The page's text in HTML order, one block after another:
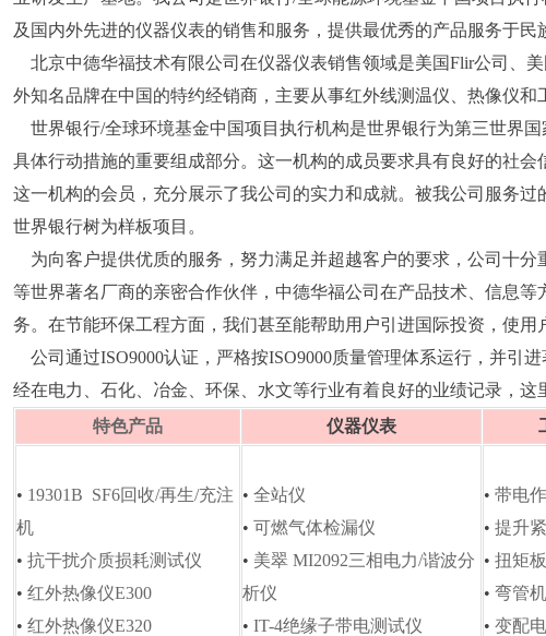
及国内外先进的仪器仪表的销售和服务，提供最优秀的产品服务于民
北京中德华福技术有限公司在仪器仪表销售领域是美国Flir公司、
外知名品牌在中国的特约经销商，主要从事红外线测温仪、热像仪
世界银行/全球环境基金中国项目执行机构是世界银行为第三世界
具体行动措施的重要组成部分。这一机构的成员要求具有良好的社
这一机构的会员，充分展示了我公司的实力和成就。被我公司服务
世界银行树为样板项目。
为向客户提供优质的服务，努力满足并超越客户的要求，公司十
等世界著名厂商的亲密合作伙伴，中德华福公司在产品技术、信息
务。在节能环保工程方面，我们甚至能帮助用户引进国际投资，使用
公司通过ISO9000认证，严格按ISO9000质量管理体系运行，并引
经在电力、石化、冶金、环保、水文等行业有着良好的业绩记录，这
特色产品
仪器仪表
• 19301B SF6回收/再生/充注
机
• 抗干扰介质损耗测试仪
• 红外热像仪E300
• 红外热像仪E320
• 全站仪
• 可燃气体检漏仪
• 美翠 MI2092三相电力/谐波分
析仪
• IT-4绝缘子带电测试仪
• 带电
• 提升
• 扭矩
• 弯管机
• 变配